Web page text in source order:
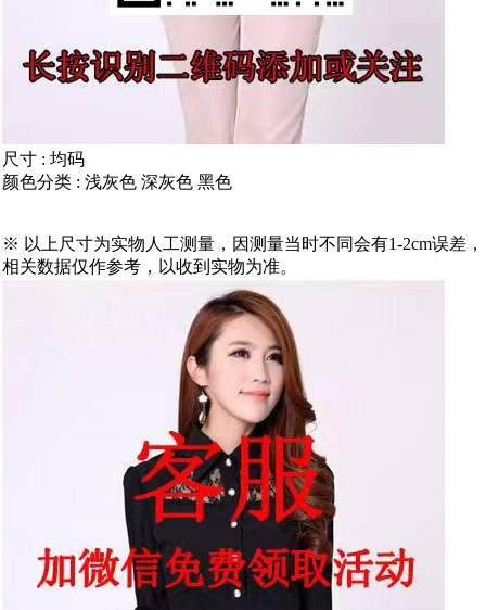
尺寸 : 均码
颜色分类 : 浅灰色 深灰色 黑色
※ 以上尺寸为实物人工测量，因测量当时不同会有1-2cm误差，
相关数据仅作参考，以收到实物为准。